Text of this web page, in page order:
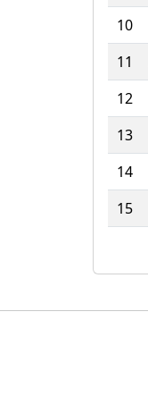
10
11
12
13
14
15